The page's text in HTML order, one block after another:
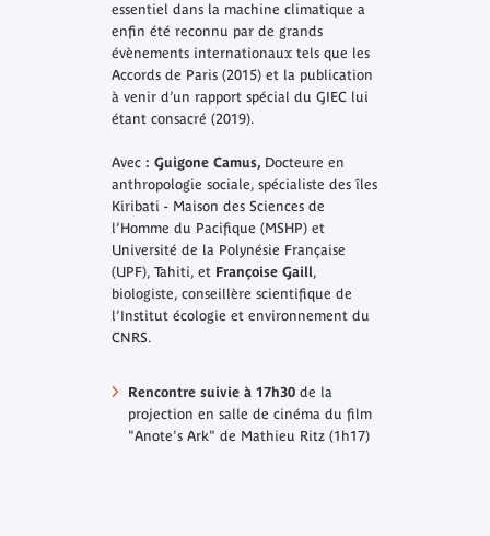
essentiel dans la machine climatique a
enfin été reconnu par de grands
évènements internationaux tels que les
Accords de Paris (2015) et la publication
à venir d’un rapport spécial du GIEC lui
étant consacré (2019).
Avec : Guigone Camus, Docteure en
anthropologie sociale, spécialiste des îles
Kiribati - Maison des Sciences de
l’Homme du Pacifique (MSHP) et
Université de la Polynésie Française
(UPF), Tahiti, et Françoise Gaill,
biologiste, conseillère scientifique de
l’Institut écologie et environnement du
CNRS.
Rencontre suivie à 17h30 de la
projection en salle de cinéma du film
"Anote's Ark" de Mathieu Ritz (1h17)